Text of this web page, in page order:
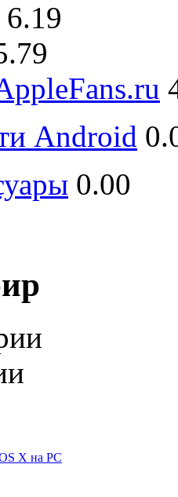
6.19
Android
0.00
X на PC